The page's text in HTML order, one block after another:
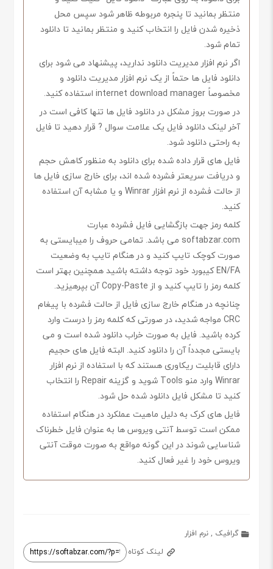
منتظر بمانید تا پنجره مربوطه ظاهر شود سپس محل
ذخیره شدن فایل را انتخاب کنید و منتظر بمانید تا دانلود
تمام شود.
اگر نرم افزار مدیریت دانلود ندارید، پیشنهاد می شود برای
دانلود فایل ها حتماً از یک نرم افزار مدیریت دانلود و
مخصوصاً internet download manager استفاده کنید.
در صورت بروز مشکل در دانلود فایل ها تنها کافی است در
آخر لینک دانلود فایل یک علامت سوال ? قرار دهید تا فایل
به راحتی دانلود شود.
فایل های قرار داده شده برای دانلود به منظور کاهش حجم
و دریافت سریعتر فشرده شده اند، برای خارج سازی فایل ها
از حالت فشرده از نرم افزار Winrar و یا مشابه آن استفاده
کنید.
کلمه رمز جهت بازگشایی فایل فشرده عبارت
softabzar.com می باشد. تمامی حروف را میبایستی به
صورت کوچک تایپ کنید و در هنگام تایپ به وضعیت
EN/FA کیبورد خود توجه داشته باشید همچنین بهتر است
کلمه رمز را تایپ کنید و از Copy-Paste آن بپرهیزید.
چنانچه در هنگام خارج سازی فایل از حالت فشرده با پیغام
CRC مواجه شدید، در صورتی که کلمه رمز را درست وارد
کرده باشید. فایل به صورت خراب دانلود شده است و می
بایستی مجدداً آن را دانلود کنید. البته فایل های حجیم
دارای قابلیت ریکاوری هستند که با استفاده از نرم افزار
Winrar وارد منو Tools شوید و گزینه Repair را انتخاب
کنید تا مشکل فایل دانلود شده حل شود.
فایل های کرک به دلیل ماهیت عملکرد در هنگام استفاده
ممکن است توسط آنتی ویروس ها به عنوان فایل خطرناک
شناسایی شوند در این گونه مواقع به صورت موقت آنتی
ویروس خود را غیر فعال کنید.
گرافیک ,نرم افزار
لینک کوتاه